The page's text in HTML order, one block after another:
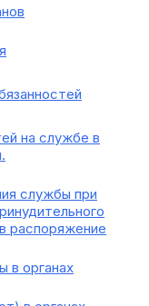
на службе в
службы при
распоряжение
в органах